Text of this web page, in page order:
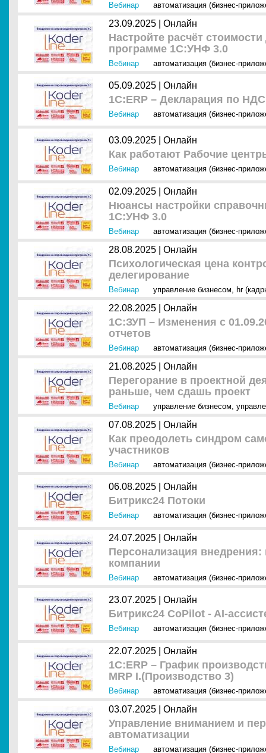
Вебинар автоматизация (бизнес-
23.09.2025 | Онлайн
Настройте расчёт
программе 1С:УНФ 3.0
Вебинар автоматизация (бизнес-
05.09.2025 | Онлайн
1С:ERP – Декларация по НДС
Вебинар автоматизация (бизнес-
03.09.2025 | Онлайн
Как работают Рабочие
Вебинар автоматизация (бизнес-
02.09.2025 | Онлайн
Нюансы настройки
1С:УНФ 3.0
Вебинар автоматизация (бизнес-
28.08.2025 | Онлайн
Психологическая цена
делегирование
Вебинар управление бизнесом, hr
22.08.2025 | Онлайн
1С:ЗУП – Изменения с
отчетов
Вебинар автоматизация (бизнес-
21.08.2025 | Онлайн
Перегорание в проектной
раньше, чем сдашь проект
Вебинар управление бизнесом,
07.08.2025 | Онлайн
Как преодолеть синдром
участников
Вебинар автоматизация (бизнес-
06.08.2025 | Онлайн
Битрикс24 Потоки
Вебинар автоматизация (бизнес-
24.07.2025 | Онлайн
Персонализация
компании
Вебинар автоматизация (бизнес-
23.07.2025 | Онлайн
Битрикс24 CoPilot - AI-
Вебинар автоматизация (бизнес-
22.07.2025 | Онлайн
1С:ERP – График
MRP I.(Производство 3)
Вебинар автоматизация (бизнес-
03.07.2025 | Онлайн
Управление вниманием и
автоматизации
Вебинар автоматизация (бизнес-